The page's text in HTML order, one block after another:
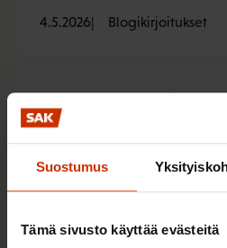
Suostumus
Tämä sivusto käyttää evästeitä
4.5.2026 Blogikirjoitukset
Kesäduunari-info
maksutonta neuvontaa
kesätyöntekijöille